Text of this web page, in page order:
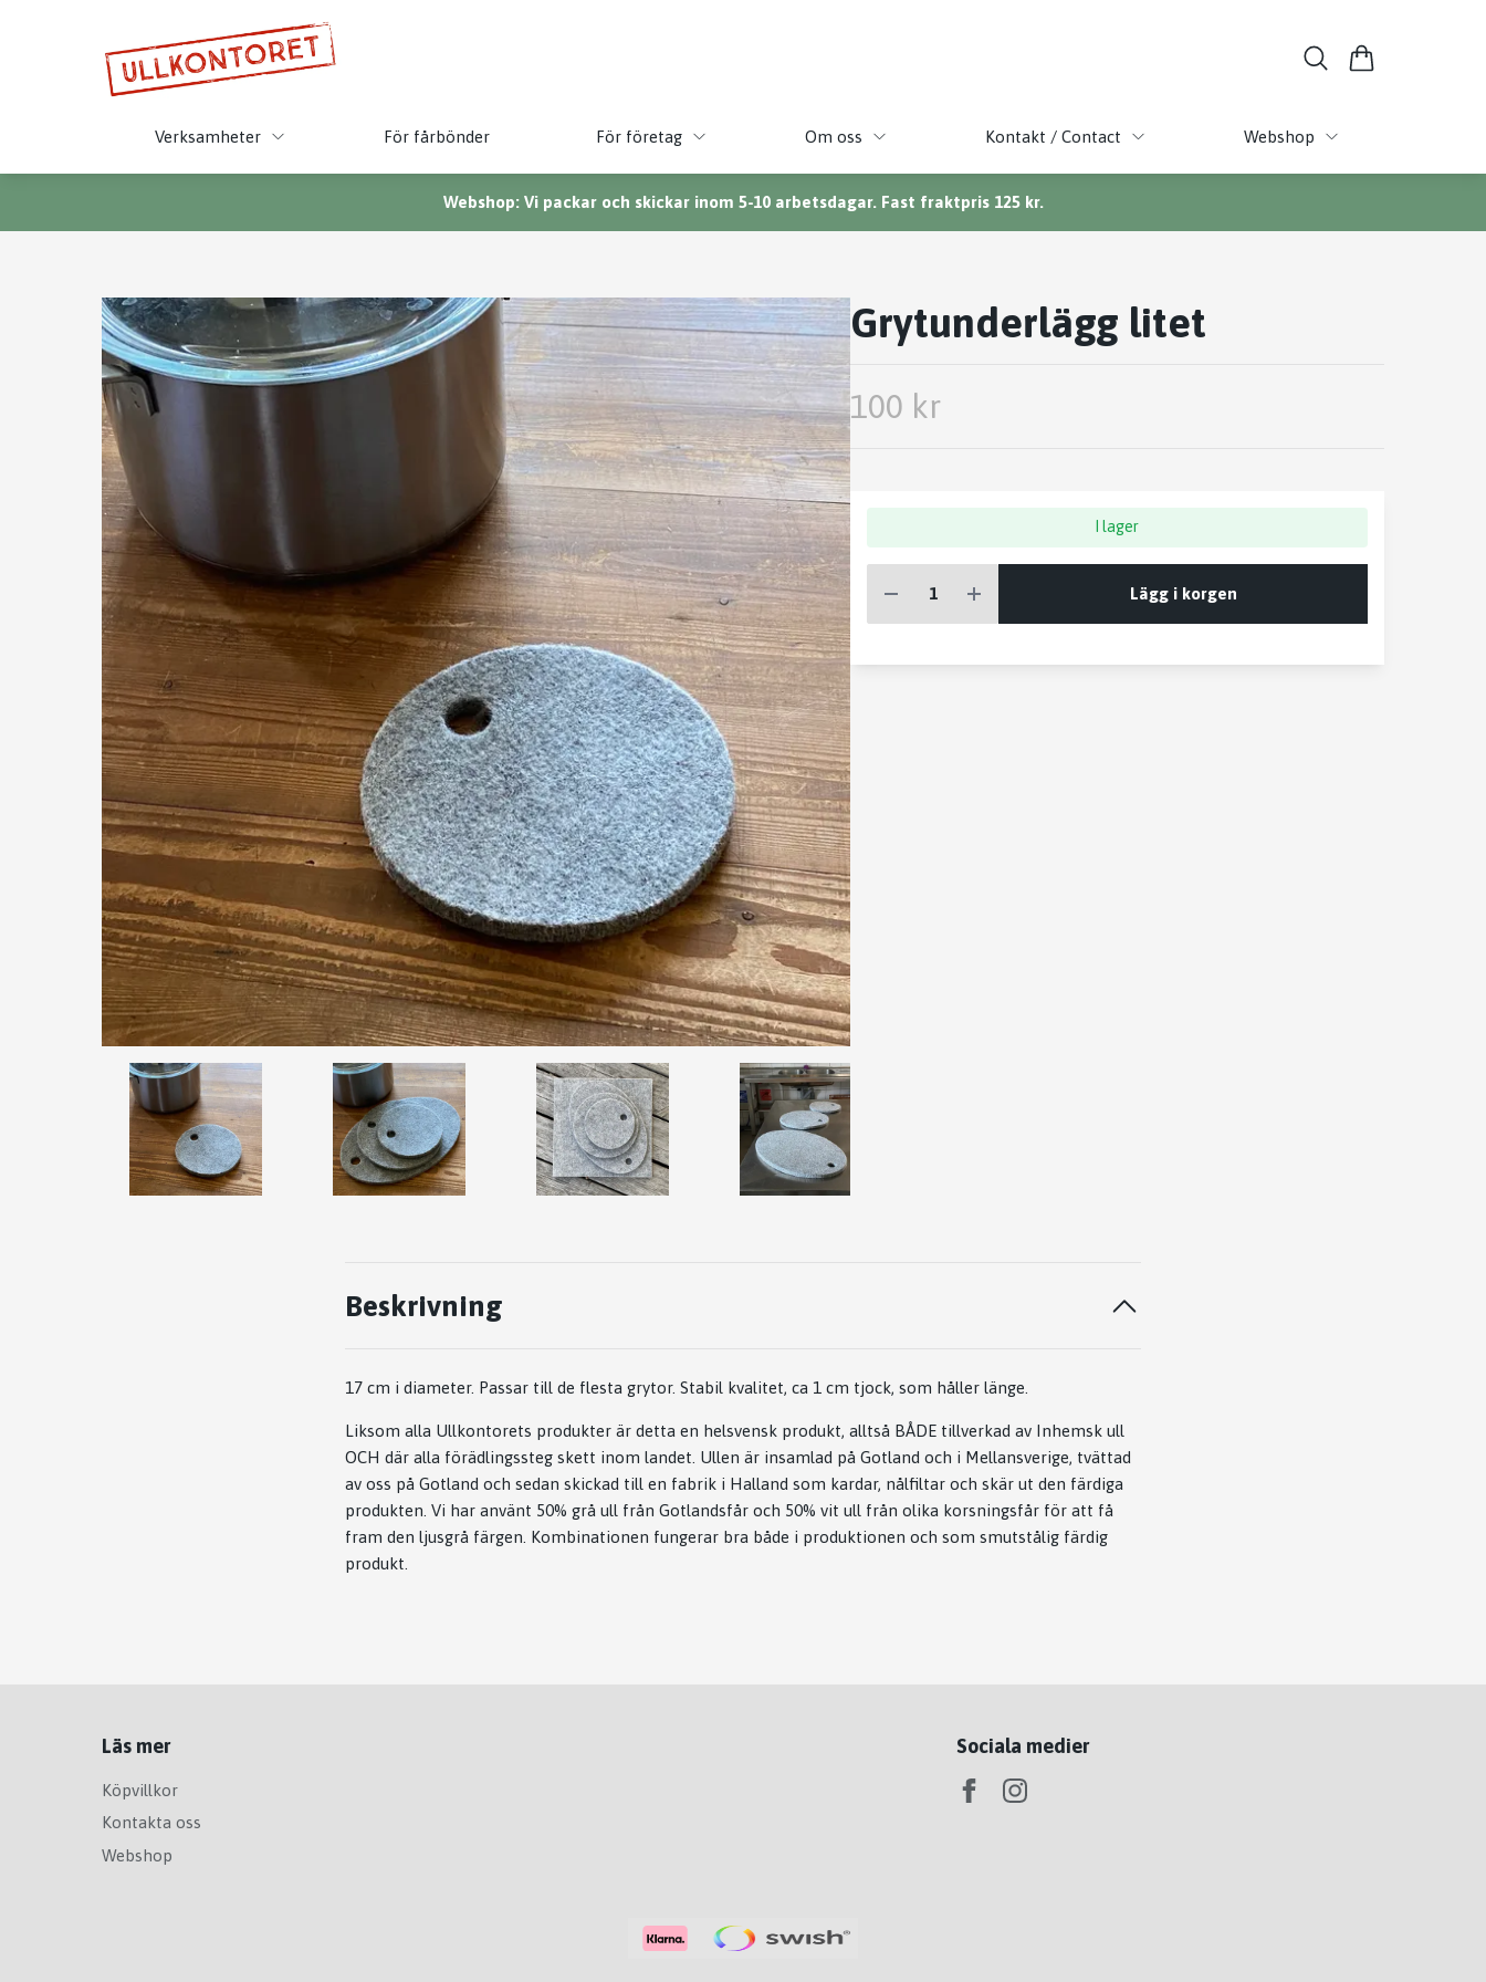
Verksamheter För fårbönder För företag Om oss Kontakt / Contact Webshop
Webshop: Vi packar och skickar inom 5-10 arbetsdagar. Fast fraktpris 125 kr.
Grytunderlägg litet
100 kr
I lager
Lägg i korgen
Beskrivning
17 cm i diameter. Passar till de flesta grytor. Stabil kvalitet, ca 1 cm tjock, som håller länge.
Liksom alla Ullkontorets produkter är detta en helsvensk produkt, alltså BÅDE tillverkad av Inhemsk ull
OCH där alla förädlingssteg skett inom landet. Ullen är insamlad på Gotland och i Mellansverige, tvättad
av oss på Gotland och sedan skickad till en fabrik i Halland som kardar, nålfiltar och skär ut den färdiga
produkten. Vi har använt 50% grå ull från Gotlandsfår och 50% vit ull från olika korsningsfår för att få
fram den ljusgrå färgen. Kombinationen fungerar bra både i produktionen och som smutstålig färdig
produkt.
Läs mer
Köpvillkor
Kontakta oss
Webshop
Sociala medier